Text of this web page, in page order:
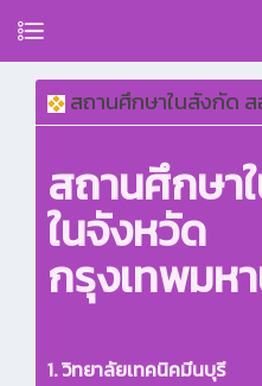
สถานศึกษาในสังกัด
สถานศึกษา
ในจังหวัด
กรุงเทพมห
1. วิทยาลัยเทคนิคมีนบุรี